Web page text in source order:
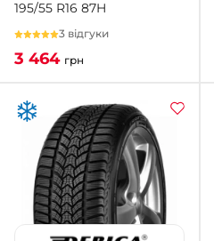
195/55 R16 87H
3 відгуки
3 464 грн